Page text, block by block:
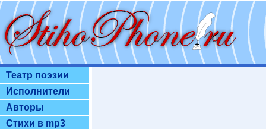
Театр поэзии
Исполнители
Авторы
Стихи в mp3